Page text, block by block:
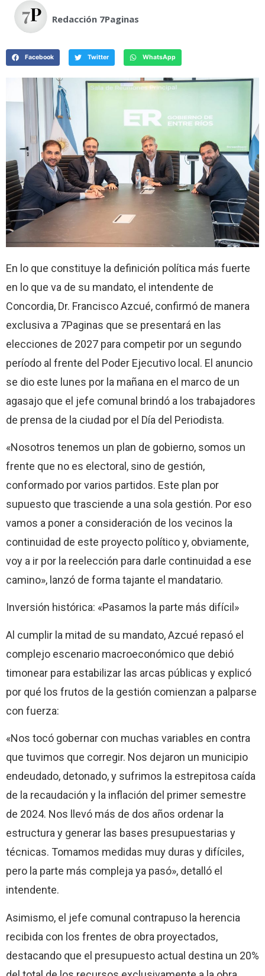
Redacción 7Paginas
Facebook Twitter WhatsApp
En lo que constituye la definición política más fuerte
en lo que va de su mandato, el intendente de
Concordia, Dr. Francisco Azcué, confirmó de manera
exclusiva a 7Paginas que se presentará en las
elecciones de 2027 para competir por un segundo
período al frente del Poder Ejecutivo local. El anuncio
se dio este lunes por la mañana en el marco de un
agasajo que el jefe comunal brindó a los trabajadores
de prensa de la ciudad por el Día del Periodista.
«Nosotros tenemos un plan de gobierno, somos un
frente que no es electoral, sino de gestión,
conformado por varios partidos. Este plan por
supuesto que trasciende a una sola gestión. Por eso
vamos a poner a consideración de los vecinos la
continuidad de este proyecto político y, obviamente,
voy a ir por la reelección para darle continuidad a ese
camino», lanzó de forma tajante el mandatario.
Inversión histórica: «Pasamos la parte más difícil»
Al cumplir la mitad de su mandato, Azcué repasó el
complejo escenario macroeconómico que debió
timonear para estabilizar las arcas públicas y explicó
por qué los frutos de la gestión comienzan a palparse
con fuerza:
«Nos tocó gobernar con muchas variables en contra
que tuvimos que corregir. Nos dejaron un municipio
endeudado, detonado, y sufrimos la estrepitosa caída
de la recaudación y la inflación del primer semestre
de 2024. Nos llevó más de dos años ordenar la
estructura y generar las bases presupuestarias y
técnicas. Tomamos medidas muy duras y difíciles,
pero la parte más compleja ya pasó», detalló el
intendente.
Asimismo, el jefe comunal contrapuso la herencia
recibida con los frentes de obra proyectados,
destacando que el presupuesto actual destina un 20%